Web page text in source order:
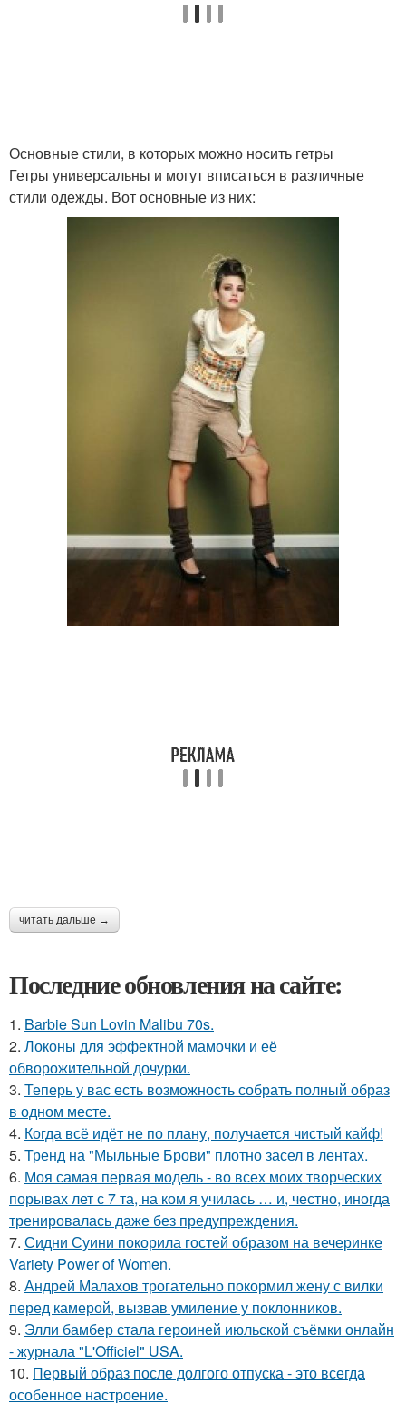
Основные стили, в которых можно носить гетры
Гетры универсальны и могут вписаться в различные
стили одежды. Вот основные из них:
читать дальше →
Последние обновления на сайте:
1. Barbie Sun Lovin Malibu 70s.
2. Локоны для эффектной мамочки и её
обворожительной дочурки.
3. Теперь у вас есть возможность собрать полный образ
в одном месте.
4. Когда всё идёт не по плану, получается чистый кайф!
5. Тренд на "Мыльные Брови" плотно засел в лентах.
6. Моя самая первая модель - во всех моих творческих
порывах лет с 7 та, на ком я училась … и, честно, иногда
тренировалась даже без предупреждения.
7. Сидни Суини покорила гостей образом на вечеринке
Variety Power of Women.
8. Андрей Малахов трогательно покормил жену с вилки
перед камерой, вызвав умиление у поклонников.
9. Элли бамбер стала героиней июльской съёмки онлайн
- журнала "L'Officiel" USA.
10. Первый образ после долгого отпуска - это всегда
особенное настроение.